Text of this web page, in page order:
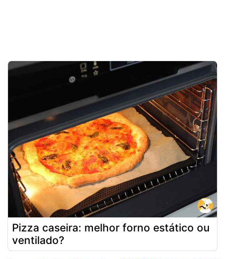
Pizza caseira: melhor forno estático ou
ventilado?